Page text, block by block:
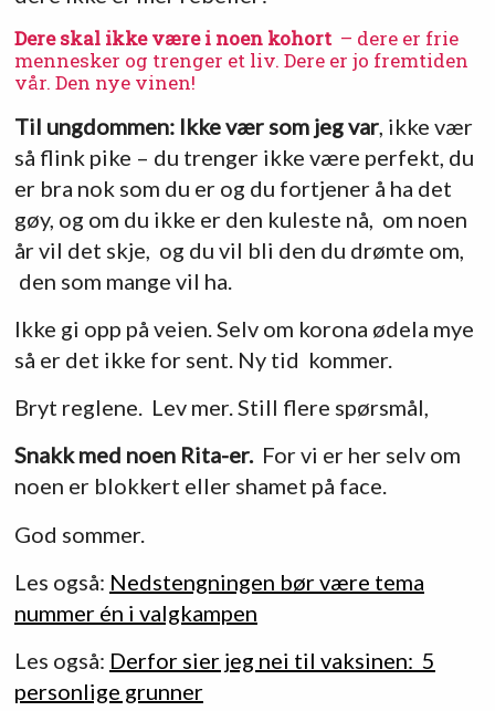
Dere skal ikke være i noen kohort– dere er frie
mennesker og trenger et liv. Dere er jo fremtiden
vår. Den nye vinen!
Til ungdommen: Ikke vær som jeg var, ikke vær
så flink pike – du trenger ikke være perfekt, du
er bra nok som du er og du fortjener å ha det
gøy, og om du ikke er den kuleste nå, om noen
år vil det skje, og du vil bli den du drømte om,
den som mange vil ha.
Ikke gi opp på veien. Selv om korona ødela mye
så er det ikke for sent. Ny tid kommer.
Bryt reglene. Lev mer. Still flere spørsmål,
Snakk med noen Rita-er.For vi er her selv om
noen er blokkert eller shamet på face.
God sommer.
Les også: Nedstengningen bør være tema
nummer én i valgkampen
Les også: Derfor sier jeg nei til vaksinen: 5
personlige grunner